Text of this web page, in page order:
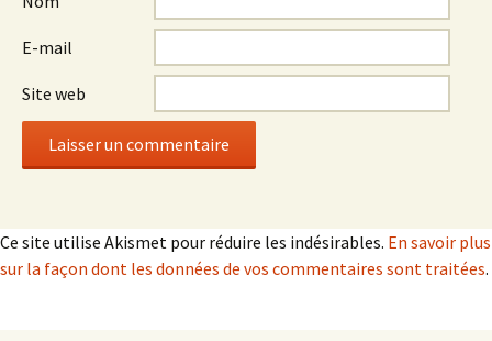
E-mail
Site web
Ce site utilise Akismet pour réduire les indésirables. En savoir plus
sur la façon dont les données de vos commentaires sont traitées.